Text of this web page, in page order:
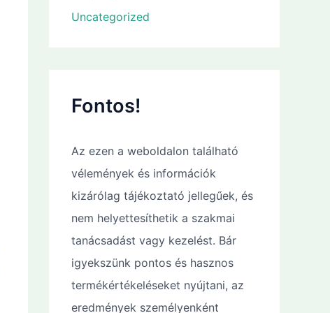
Uncategorized
Fontos!
Az ezen a weboldalon található
vélemények és információk
kizárólag tájékoztató jellegűek, és
nem helyettesíthetik a szakmai
tanácsadást vagy kezelést. Bár
igyekszünk pontos és hasznos
termékértékeléseket nyújtani, az
eredmények személyenként